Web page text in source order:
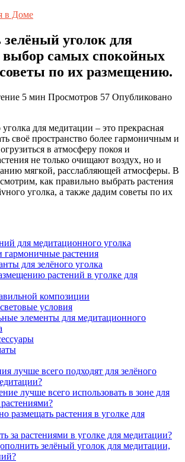
в Доме
зелёный уголок для
самых спокойных
по их размещению.
5 мин Просмотров 57 Опубликовано
для медитации – это прекрасная
своё пространство более гармоничным и
в атмосферу покоя и
не только очищают воздух, но и
мягкой, расслабляющей атмосферы. В
как правильно выбрать растения
уголка, а также дадим советы по их
для медитационного уголка
растения
для зелёного уголка
растений в уголке для
композиции
условия
элементы для медитационного
лучше всего подходят для зелёного
лучше всего использовать в зоне для
размещать растения в уголке для
за растениями в уголке для медитации?
зелёный уголок для медитации,